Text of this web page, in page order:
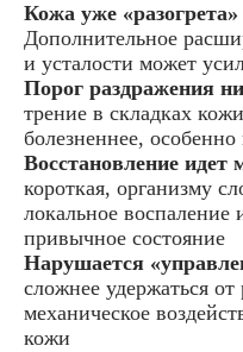
Кожа уже
Дополнительное
и усталости может
Порог раздражения
трение в складках
болезненнее,
Восстановление идет
короткая, организму
локальное воспаление
привычное состояние
Нарушается
сложнее удержаться
механическое
кожи